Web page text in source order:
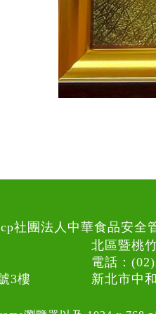
社團法人中華食品安全
3樓
北區暨桃
電話：
新北市中